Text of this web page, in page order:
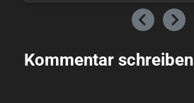
Kommentar schreiben